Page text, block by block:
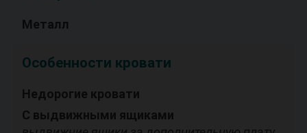
Металл
Особенности кровати
Недорогие кровати
С выдвижными ящиками